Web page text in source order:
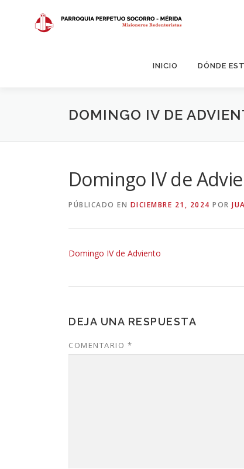
contenido
INICIO DÓNDE
DOMINGO IV DE
Domingo IV de
PÚBLICADO EN DICIEMBRE 21, 2024 POR
Domingo IV de Adviento
DEJA UNA RESPUESTA
COMENTARIO *